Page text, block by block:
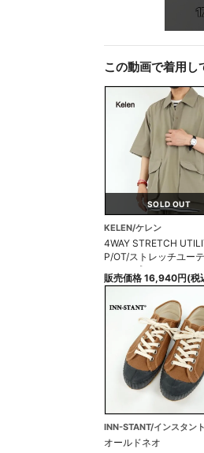
この動画で着用し
SOLD OUT
KELEN/ケレン
4WAY STRETCH
P/OT/ストレッチユー
ィティプルオーバーシ
販売価格 16,940円(税
INN-STANT/インスタント
オールドネオ